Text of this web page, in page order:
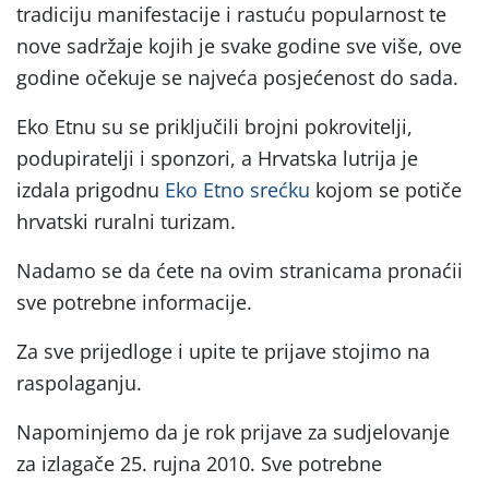
tradiciju manifestacije i rastuću popularnost te
nove sadržaje kojih je svake godine sve više, ove
godine očekuje se najveća posjećenost do sada.
Eko Etnu su se priključili brojni pokrovitelji,
podupiratelji i sponzori, a Hrvatska lutrija je
izdala prigodnu Eko Etno srećku kojom se potiče
hrvatski ruralni turizam.
Nadamo se da ćete na ovim stranicama pronaćii
sve potrebne informacije.
Za sve prijedloge i upite te prijave stojimo na
raspolaganju.
Napominjemo da je rok prijave za sudjelovanje
za izlagače 25. rujna 2010. Sve potrebne